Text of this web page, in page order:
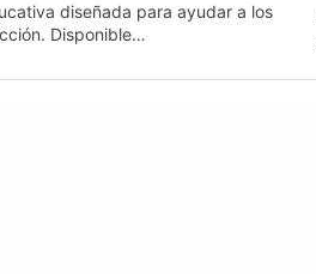
diseñada para ayudar a los
Disponible…